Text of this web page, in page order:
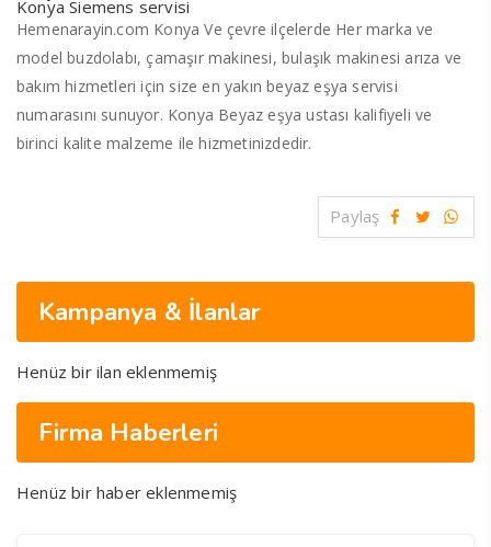
Konya Siemens servisi
Hemenarayin.com Konya Ve çevre ilçelerde Her marka ve
model buzdolabı, çamaşır makinesi, bulaşık makinesi arıza ve
bakım hizmetleri için size en yakın beyaz eşya servisi
numarasını sunuyor. Konya Beyaz eşya ustası kalifiyeli ve
birinci kalite malzeme ile hizmetinizdedir.
Paylaş
Kampanya & İlanlar
Henüz bir ilan eklenmemiş
Firma Haberleri
Henüz bir haber eklenmemiş